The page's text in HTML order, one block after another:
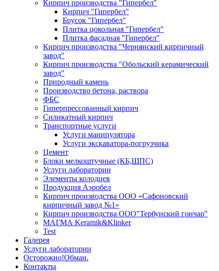
Кирпич производства "Гипербел"
Кирпич "Гипербел"
Брусок "Гипербел"
Плитка цокольная "Гипербел"
Плитка фасадная "Гипербел"
Кирпич производства "Чернянский кирпичный
завод"
Кирпич производства "Обольский керамический
завод"
Природный камень
Производство бетона, раствора
ФБС
Гиперпрессованный кирпич
Силикатный кирпич
Транспортные услуги
Услуги манипулятора
Услуги экскаватора-погрузчика
Цемент
Блоки мелкоштучные (КБ,ЩПС)
Услуги лаборатории
Элементы колодцев
Продукция Аэробел
Кирпич производства ООО «Сафоновский
кирпичный завод №1»
Кирпич производства ООО"Тербунский гончар"
МАГМА Keramik&Klinker
Test
Галерея
Услуги лаборатории
Осторожно!Обман.
Контакты